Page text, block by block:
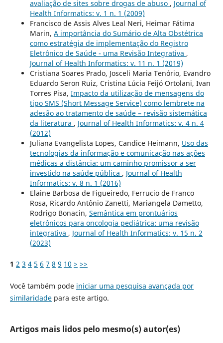
avaliação de sites sobre drogas de abuso , Journal of
Health Informatics: v. 1 n. 1 (2009)
Francisco de Assis Alves Leal Neri, Heimar Fátima
Marin, A importância do Sumário de Alta Obstétrica
como estratégia de implementação do Registro
Eletrônico de Saúde - uma Revisão Integrativa ,
Journal of Health Informatics: v. 11 n. 1 (2019)
Cristiana Soares Prado, Josceli Maria Tenório, Evandro
Eduardo Seron Ruiz, Cristina Lúcia Feijó Ortolani, Ivan
Torres Pisa, Impacto da utilização de mensagens do
tipo SMS (Short Message Service) como lembrete na
adesão ao tratamento de saúde – revisão sistemática
da literatura , Journal of Health Informatics: v. 4 n. 4
(2012)
Juliana Evangelista Lopes, Candice Heimann, Uso das
tecnologias da informação e comunicação nas ações
médicas a distância: um caminho promissor a ser
investido na saúde pública , Journal of Health
Informatics: v. 8 n. 1 (2016)
Elaine Barbosa de Figueiredo, Ferrucio de Franco
Rosa, Ricardo Antônio Zanetti, Mariangela Dametto,
Rodrigo Bonacin, Semântica em prontuários
eletrônicos para oncologia pediátrica: uma revisão
integrativa , Journal of Health Informatics: v. 15 n. 2
(2023)
1 2 3 4 5 6 7 8 9 10 > >>
Você também pode iniciar uma pesquisa avançada por
similaridadepara este artigo.
Artigos mais lidos pelo mesmo(s) autor(es)